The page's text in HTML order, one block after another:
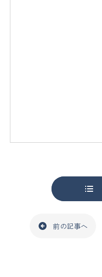
前の記事へ